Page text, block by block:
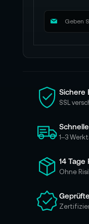
M
d
i
e
s
c
h
ü
r
u
e
Sichere
SSL
1–3
14 Tage
Ohne